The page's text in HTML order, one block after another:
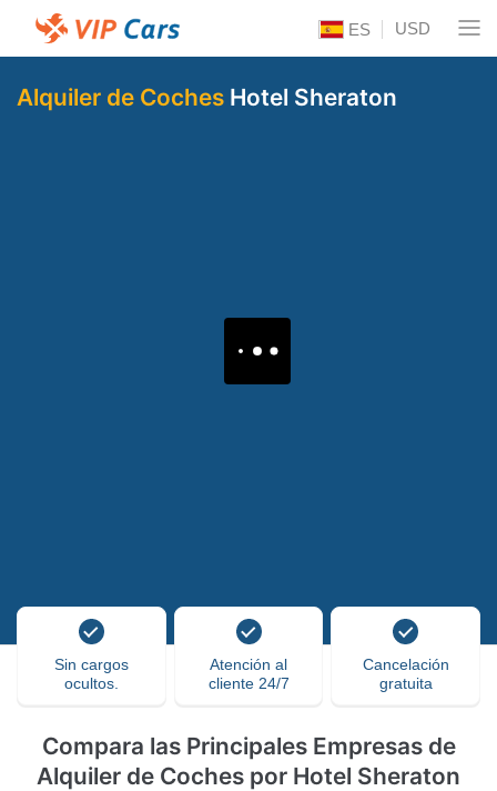
ES USD
Alquiler de Coches Hotel Sheraton
Sin cargos
ocultos.
Atención al
cliente 24/7
Cancelación
gratuita
Compara las Principales Empresas de
Alquiler de Coches por Hotel Sheraton